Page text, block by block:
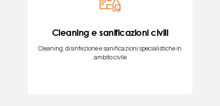
Cleaning e sanificazioni civili
Cleaning, disinfezione e sanificazioni specialistiche in
ambito civile